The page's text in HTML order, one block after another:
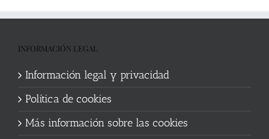
INFORMACIÓN LEGAL
Información legal y privacidad
Política de cookies
Más información sobre las cookies